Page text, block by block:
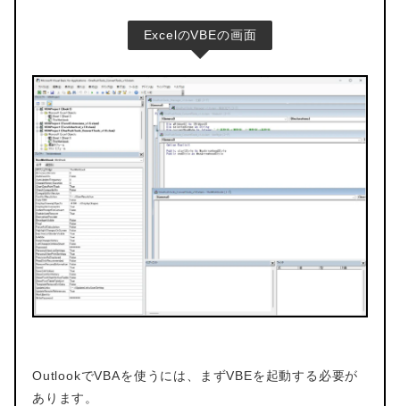
ExcelのVBEの画面
OutlookでVBAを使うには、まずVBEを起動する必要が
あります。